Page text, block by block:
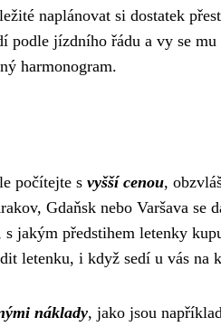
naplánovat si dostatek
jízdního řádu a vy se
harmonogram.
počítejte s vyšší cenou,
Gdaňsk nebo Varšava se
jakým předstihem letenky
letenku, i když sedí u vás na
náklady, jako jsou